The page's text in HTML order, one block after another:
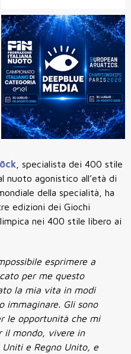
, specialista dei 400 stile
nuoto agonistico all’età di
della specialità, ha
edizioni dei Giochi
nei 400 stile libero ai
esprimere a
per me questo
la mia vita in modi
immaginare. Gli sono
le opportunità che mi
il mondo, vivere in
e Regno Unito, e